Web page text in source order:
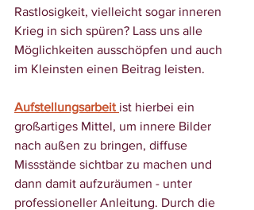
Rastlosigkeit, vielleicht sogar inneren
Krieg in sich spüren? Lass uns alle
Möglichkeiten ausschöpfen und auch
im Kleinsten einen Beitrag leisten.
Aufstellungsarbeit ist hierbei ein
großartiges Mittel, um innere Bilder
nach außen zu bringen, diffuse
Missstände sichtbar zu machen und
dann damit aufzuräumen - unter
professioneller Anleitung. Durch die